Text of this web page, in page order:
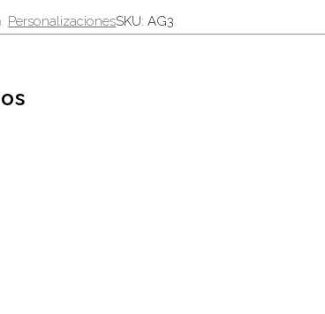
PersonalizacionesSKU:AG3